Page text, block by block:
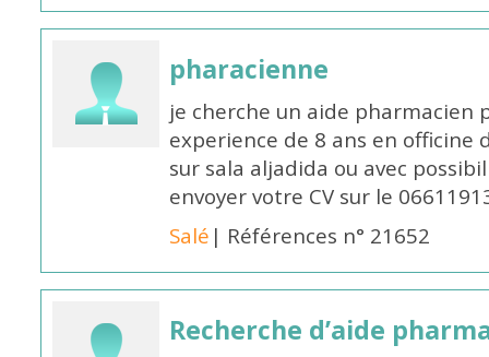
pharacienne
je cherche un aide pharmacien
experience de 8 ans en
sur sala aljadida ou avec
envoyer votre CV sur le
Salé | Références n° 21652
Recherche d’aide